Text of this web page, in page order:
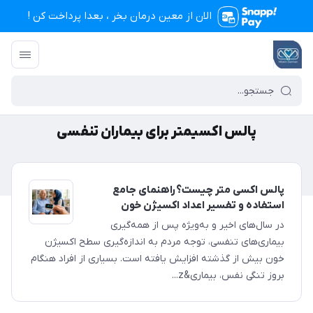
الان از معین درمان بخر ، بعدا پرداخت کن !
تجهیزات پزشکی معین درمان
پالس اکسیمتر برای بیماران تنفسی
پالس اکسی متر چیست؟راهنمای جامع
استفاده و تفسیر اعداد اکسیژن خون
در سال‌های اخیر و به‌ویژه پس از همه‌گیری
بیماری‌های تنفسی، توجه مردم به اندازه‌گیری سطح اکسیژن
خون بیش از گذشته افزایش یافته است. بسیاری از افراد هنگام
بروز تنگی نفس، بیماری&z...